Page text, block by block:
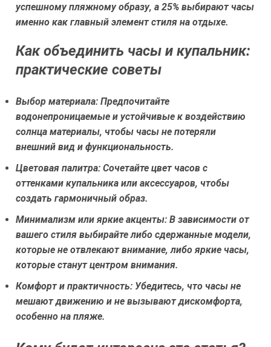
успешному пляжному образу, а 25% выбирают часы
именно как главный элемент стиля на отдыхе.
Как объединить часы и купальник:
практические советы
Выбор материала: Предпочитайте
водонепроницаемые и устойчивые к воздействию
солнца материалы, чтобы часы не потеряли
внешний вид и функциональность.
Цветовая палитра: Сочетайте цвет часов с
оттенками купальника или аксессуаров, чтобы
создать гармоничный образ.
Минимализм или яркие акценты: В зависимости от
вашего стиля выбирайте либо сдержанные модели,
которые не отвлекают внимание, либо яркие часы,
которые станут центром внимания.
Комфорт и практичность: Убедитесь, что часы не
мешают движению и не вызывают дискомфорта,
особенно на пляже.